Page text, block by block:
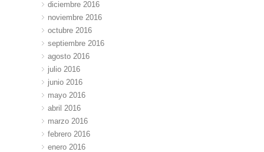
diciembre 2016
noviembre 2016
octubre 2016
septiembre 2016
agosto 2016
julio 2016
junio 2016
mayo 2016
abril 2016
marzo 2016
febrero 2016
enero 2016